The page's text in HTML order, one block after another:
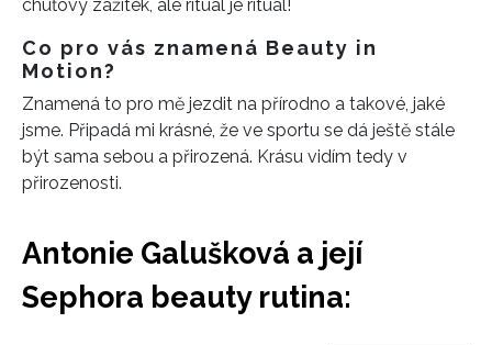
INFORMACE
chuťový zážitek, ale rituál je rituál!
Co pro vás znamená Beauty in
Motion?
Znamená to pro mě jezdit na přírodno a takové, jaké
jsme. Připadá mi krásné, že ve sportu se dá ještě stále
být sama sebou a přirozená. Krásu vidím tedy v
přirozenosti.
Antonie Galušková a její
Sephora beauty rutina: